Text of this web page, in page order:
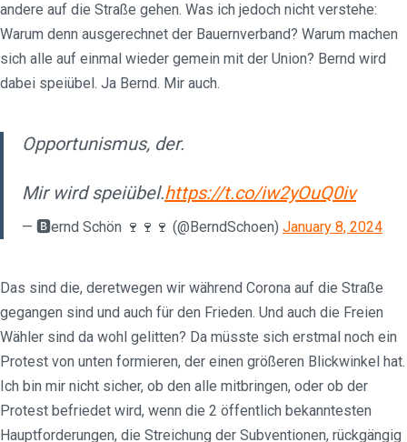
andere auf die Straße gehen. Was ich jedoch nicht verstehe:
Warum denn ausgerechnet der Bauernverband? Warum machen
sich alle auf einmal wieder gemein mit der Union? Bernd wird
dabei speiübel. Ja Bernd. Mir auch.
Opportunismus, der.
Mir wird speiübel.https://t.co/iw2yOuQ0iv
— 🅱️ernd Schön 🍷🍷🍷 (@BerndSchoen) January 8, 2024
Das sind die, deretwegen wir während Corona auf die Straße
gegangen sind und auch für den Frieden. Und auch die Freien
Wähler sind da wohl gelitten? Da müsste sich erstmal noch ein
Protest von unten formieren, der einen größeren Blickwinkel hat.
Ich bin mir nicht sicher, ob den alle mitbringen, oder ob der
Protest befriedet wird, wenn die 2 öffentlich bekanntesten
Hauptforderungen, die Streichung der Subventionen, rückgängig